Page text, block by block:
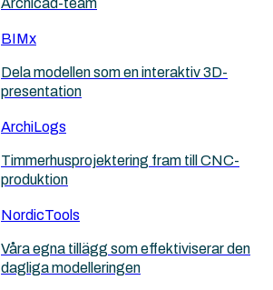
Archicad-team
BIMx
Dela modellen som en interaktiv 3D-
presentation
ArchiLogs
Timmerhusprojektering fram till CNC-
produktion
NordicTools
Våra egna tillägg som effektiviserar den
dagliga modelleringen